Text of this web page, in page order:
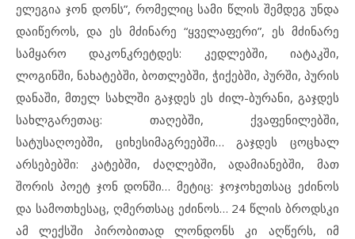
ელეგია ჯონ დონს”, რომელიც სამი წლის შემდეგ უნდა
დაიწეროს, და ეს მძინარე “ყველაფერი”, ეს მძინარე
სამყარო დაკონკრეტდეს: კედლებში, იატაკში,
ლოგინში, ნახატებში, ბოთლებში, ჭიქებში, პურში, პურის
დანაში, მთელ სახლში გაჯდეს ეს ძილ-ბურანი, გაჯდეს
სახლგარეთაც: თაღებში, ქვაფენილებში,
სატუსაღოებში, ციხესიმაგრეებში… გაჯდეს ცოცხალ
არსებებში: კატებში, ძაღლებში, ადამიანებში, მათ
შორის პოეტ ჯონ დონში… მეტიც: ჯოჯოხეთსაც ეძინოს
და სამოთხესაც, ღმერთსაც ეძინოს… 24 წლის ბროდსკი
ამ ლექსში პირობითად ლონდონს კი აღწერს, იმ